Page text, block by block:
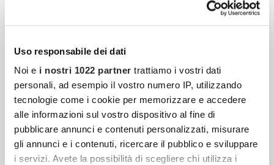
Uso responsabile dei dati
Noi e i nostri 1022 partner trattiamo i vostri dati
personali, ad esempio il vostro numero IP, utilizzando
tecnologie come i cookie per memorizzare e accedere
alle informazioni sul vostro dispositivo al fine di
pubblicare annunci e contenuti personalizzati, misurare
gli annunci e i contenuti, ricercare il pubblico e sviluppare
i servizi. Avete la possibilità di scegliere chi utilizza i